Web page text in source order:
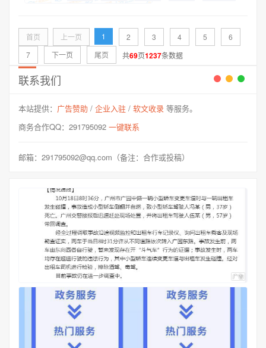
的丰硕成果、展现共
建国家的风土人情，
广州地铁于10月20日
首页 上一页 1 2 3 4 5
6
7
下一页 尾页 共69页1237条数据
联系我们
本站提供： 广告赞助 / 企业入驻 / 软文收录 等服务。
商务合作QQ：291795092 一键联系
邮箱：291795092@qq.com（备注：合作或投稿）